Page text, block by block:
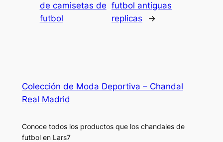
de camisetas de
futbol
futbol antiguas
replicas
→
Colección de Moda Deportiva – Chandal
Real Madrid
Conoce todos los productos que los chandales de
futbol en Lars7